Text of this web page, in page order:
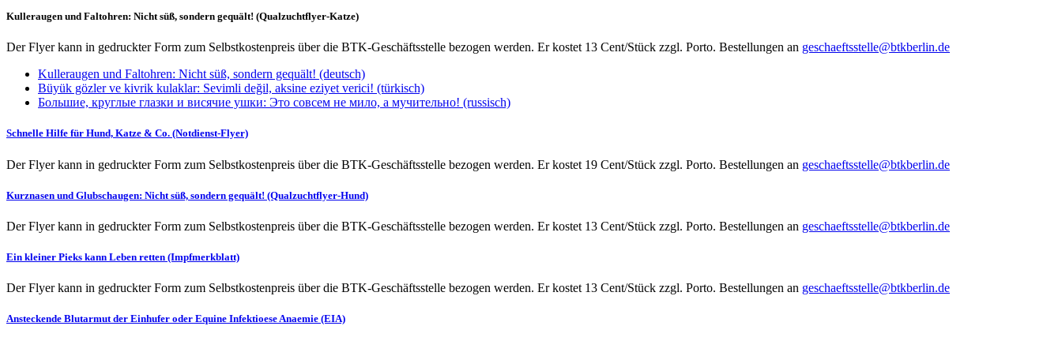
Kulleraugen und Faltohren: Nicht süß, sondern gequält! (Qualzuchtflyer-Katze)
Der Flyer kann in gedruckter Form zum Selbstkostenpreis über die BTK-Geschäftsstelle bezogen werden. Er kostet 13 Cent/Stück zzgl. Porto. Bestellungen an geschaeftsstelle@btkberlin.de
Kulleraugen und Faltohren: Nicht süß, sondern gequält! (deutsch)
Büyük gözler ve kivrik kulaklar: Sevimli değil, aksine eziyet verici! (türkisch)
Большие, круглые глазки и висячие ушки: Это совсем не мило, а мучительно! (russisch)
Schnelle Hilfe für Hund, Katze & Co. (Notdienst-Flyer)
Der Flyer kann in gedruckter Form zum Selbstkostenpreis über die BTK-Geschäftsstelle bezogen werden. Er kostet 19 Cent/Stück zzgl. Porto. Bestellungen an geschaeftsstelle@btkberlin.de
Kurznasen und Glubschaugen: Nicht süß, sondern gequält! (Qualzuchtflyer-Hund)
Der Flyer kann in gedruckter Form zum Selbstkostenpreis über die BTK-Geschäftsstelle bezogen werden. Er kostet 13 Cent/Stück zzgl. Porto. Bestellungen an geschaeftsstelle@btkberlin.de
Ein kleiner Pieks kann Leben retten (Impfmerkblatt)
Der Flyer kann in gedruckter Form zum Selbstkostenpreis über die BTK-Geschäftsstelle bezogen werden. Er kostet 13 Cent/Stück zzgl. Porto. Bestellungen an geschaeftsstelle@btkberlin.de
Ansteckende Blutarmut der Einhufer oder Equine Infektioese Anaemie (EIA)